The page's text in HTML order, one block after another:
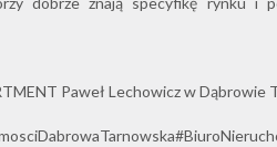
Paweł Lechowicz w Dąbrowie